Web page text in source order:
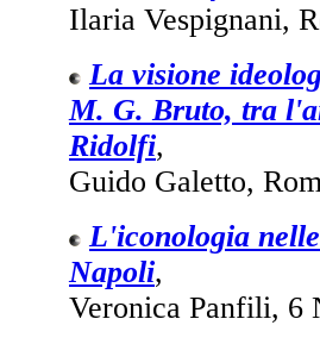
Ilaria Vespignani,
La visione
M. G. Bruto, tra
Ridolfi,
Guido Galetto,
L'iconologia
Napoli,
Veronica Panfili, 6